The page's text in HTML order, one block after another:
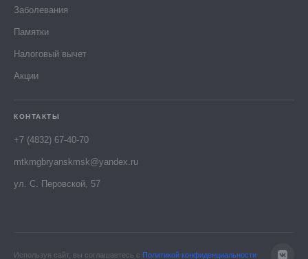
Заболевания
Памятки
Налоговый вычет
Акции
КОНТАКТЫ
+7 (4832) 67-40-70
mtkmgbryanskmsk@yandex.ru
ул. С. Перовской, 57
Используя сайт, вы соглашаетесь с Политикой конфиденциальности